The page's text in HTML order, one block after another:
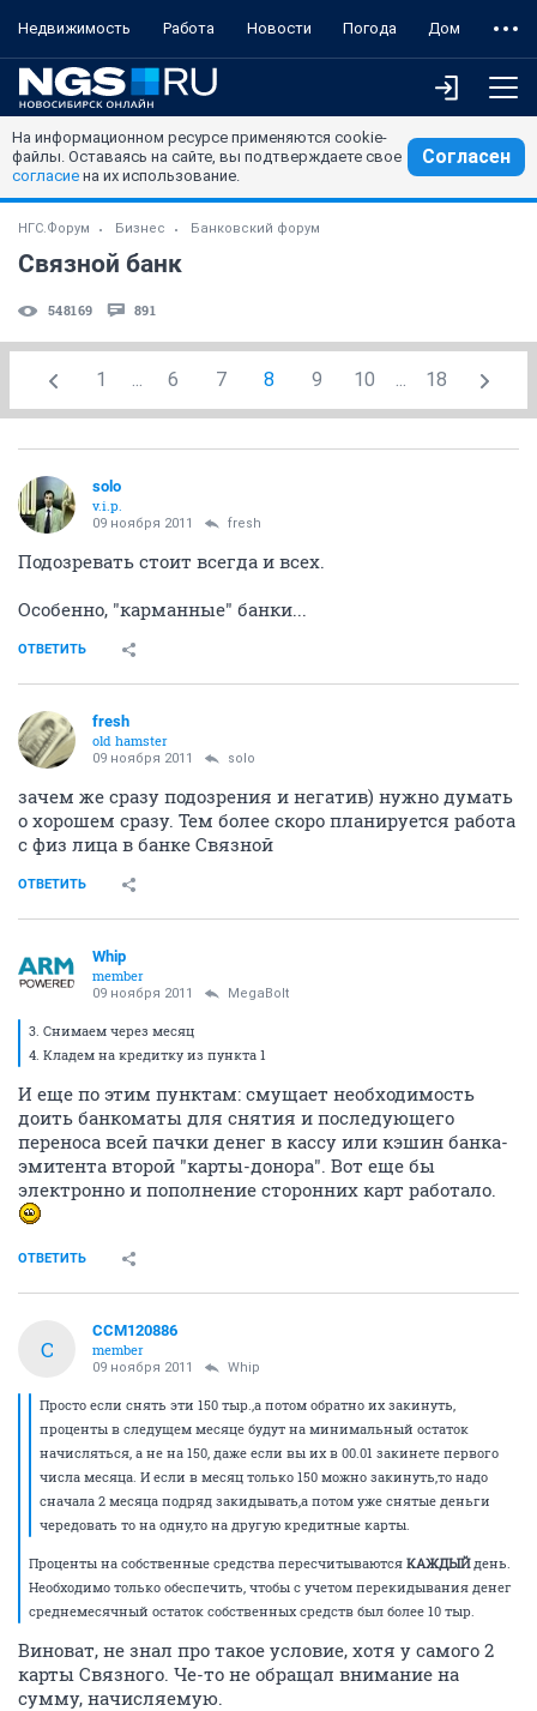
Недвижимость Работа Новости Погода Дом
На информационном ресурсе применяются cookie-
файлы. Оставаясь на сайте, вы подтверждаете свое
согласие на их использование.
Согласен
НГС.Форум Бизнес Банковский форум
Связной банк
548169 891
1 ... 6 7 8 9 10 ... 18
solo
v.i.p.
09 ноября 2011 fresh
Подозревать стоит всегда и всех.
Особенно, "карманные" банки...
ОТВЕТИТЬ
fresh
old hamster
09 ноября 2011 solo
зачем же сразу подозрения и негатив) нужно думать
о хорошем сразу. Тем более скоро планируется работа
с физ лица в банке Связной
ОТВЕТИТЬ
Whip
member
09 ноября 2011 MegaBolt
3. Снимаем через месяц
4. Кладем на кредитку из пункта 1
И еще по этим пунктам: смущает необходимость
доить банкоматы для снятия и последующего
переноса всей пачки денег в кассу или кэшин банка-
эмитента второй "карты-донора". Вот еще бы
электронно и пополнение сторонних карт работало.
ОТВЕТИТЬ
C
CCM120886
member
09 ноября 2011 Whip
Просто если снять эти 150 тыр.,а потом обратно их закинуть,
проценты в следущем месяце будут на минимальный остаток
начисляться, а не на 150, даже если вы их в 00.01 закинете первого
числа месяца. И если в месяц только 150 можно закинуть,то надо
сначала 2 месяца подряд закидывать,а потом уже снятые деньги
чередовать то на одну,то на другую кредитные карты.
Проценты на собственные средства пересчитываются КАЖДЫЙдень.
Необходимо только обеспечить, чтобы с учетом перекидывания денег
среднемесячный остаток собственных средств был более 10 тыр.
Виноват, не знал про такое условие, хотя у самого 2
карты Связного. Че-то не обращал внимание на
сумму, начисляемую.